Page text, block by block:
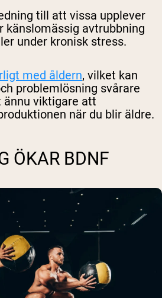
till att vissa upplever
avtrubbning
under kronisk stress.
med åldern, vilket kan
problemlösning svårare
ännu viktigare att
när du blir äldre.
ÖKAR BDNF